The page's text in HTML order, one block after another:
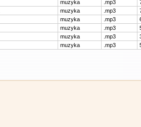
muzyka .mp3
muzyka .mp3
muzyka .mp3
muzyka .mp3
muzyka .mp3
muzyka .mp3